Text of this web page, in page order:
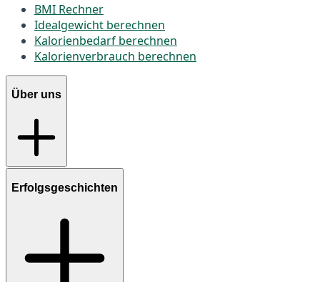
BMI Rechner
Idealgewicht berechnen
Kalorienbedarf berechnen
Kalorienverbrauch berechnen
Über uns
Erfolgsgeschichten